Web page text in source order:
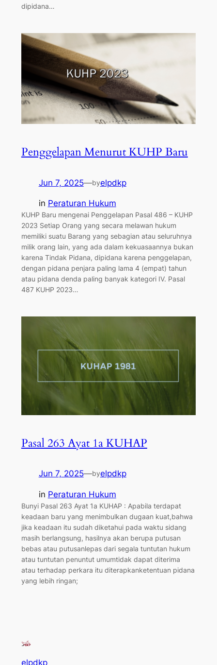
dipidana…
Penggelapan Menurut KUHP Baru
Jun 7, 2025—byelpdkp
in Peraturan Hukum
KUHP Baru mengenai Penggelapan Pasal 486 – KUHP
2023 Setiap Orang yang secara melawan hukum
memiliki suatu Barang yang sebagian atau seluruhnya
milik orang lain, yang ada dalam kekuasaannya bukan
karena Tindak Pidana, dipidana karena penggelapan,
dengan pidana penjara paling lama 4 (empat) tahun
atau pidana denda paling banyak kategori IV. Pasal
487 KUHP 2023…
Pasal 263 Ayat 1a KUHAP
Jun 7, 2025—byelpdkp
in Peraturan Hukum
Bunyi Pasal 263 Ayat 1a KUHAP : Apabila terdapat
keadaan baru yang menimbulkan dugaan kuat,bahwa
jika keadaan itu sudah diketahui pada waktu sidang
masih berlangsung, hasilnya akan berupa putusan
bebas atau putusanlepas dari segala tuntutan hukum
atau tuntutan penuntut umumtidak dapat diterima
atau terhadap perkara itu diterapkanketentuan pidana
yang lebih ringan;
elpdkp